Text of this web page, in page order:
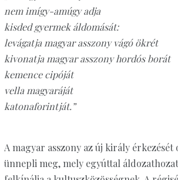
nem imígy-amúgy adja
kisded gyermek áldomását:
levágatja magyar asszony vágó ökrét
kivonatja magyar asszony hordós borát
kemence cipóját
vella magyaráját
katonaforintját.”
A magyar asszony az új király érkezését
ünnepli meg, mely egyúttal